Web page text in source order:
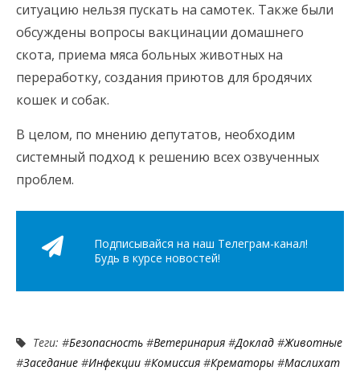
ситуацию нельзя пускать на самотек. Также были
обсуждены вопросы вакцинации домашнего
скота, приема мяса больных животных на
переработку, создания приютов для бродячих
кошек и собак.
В целом, по мнению депутатов, необходим
системный подход к решению всех озвученных
проблем.
Подписывайся на наш Телеграм-канал!
Будь в курсе новостей!
Теги: #Безопасность #Ветеринария #Доклад #Животные
#Заседание #Инфекции #Комиссия #Крематоры #Маслихат